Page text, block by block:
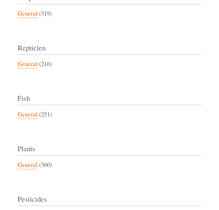
General (319)
Reptielen
General (216)
Fish
General (251)
Plants
General (360)
Pesticides